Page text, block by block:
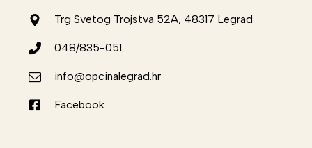
Trg Svetog Trojstva 52A, 48317 Legrad
048/835-051
info@opcinalegrad.hr
Facebook